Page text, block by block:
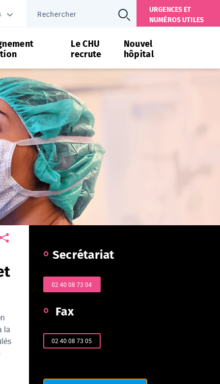
URGENCES ET
NUMÉROS UTILES
Le CHU
recrute
Nouvel
hôpital
la
Secrétariat
02 40 08 73 04
Fax
02 40 08 73 05